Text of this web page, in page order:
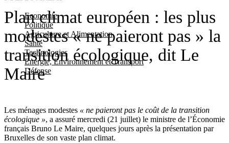
Economie
Politique
Agriculture et Alimentation
Santé
Technologies
Energie, Environnement et Transport
Défense
Plan climat européen : les plus
modestes « ne paieront pas » la
transition écologique, dit Le
Maire
Les ménages modestes « ne paieront pas le coût de la transition
écologique », a assuré mercredi (21 juillet) le ministre de l’Économie
français Bruno Le Maire, quelques jours après la présentation par
Bruxelles de son vaste plan climat.